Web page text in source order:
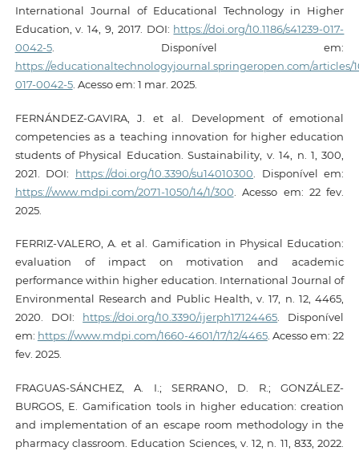
International Journal of Educational Technology in Higher
Education, v. 14, 9, 2017. DOI: https://doi.org/10.1186/s41239-017-
0042-5. Disponível em:
https://educationaltechnologyjournal.springeropen.com/articles/
017-0042-5. Acesso em: 1 mar. 2025.
FERNÁNDEZ-GAVIRA, J. et al. Development of emotional
competencies as a teaching innovation for higher education
students of Physical Education. Sustainability, v. 14, n. 1, 300,
2021. DOI: https://doi.org/10.3390/su14010300 . Disponível em:
https://www.mdpi.com/2071-1050/14/1/300 . Acesso em: 22 fev.
2025.
FERRIZ-VALERO, A. et al. Gamification in Physical Education:
evaluation of impact on motivation and academic
performance within higher education. International Journal of
Environmental Research and Public Health, v. 17, n. 12, 4465,
2020. DOI: https://doi.org/10.3390/ijerph17124465 . Disponível
em: https://www.mdpi.com/1660-4601/17/12/4465. Acesso em: 22
fev. 2025.
FRAGUAS-SÁNCHEZ, A. I.; SERRANO, D. R.; GONZÁLEZ-
BURGOS, E. Gamification tools in higher education: creation
and implementation of an escape room methodology in the
pharmacy classroom. Education Sciences, v. 12, n. 11, 833, 2022.